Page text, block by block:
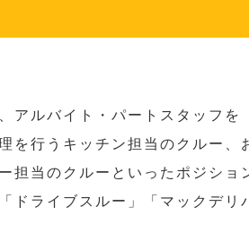
アルバイト・パートスタッフ
を行うキッチン担当のクルー
担当のクルーといったポジショ
ドライブスルー」「マックデ